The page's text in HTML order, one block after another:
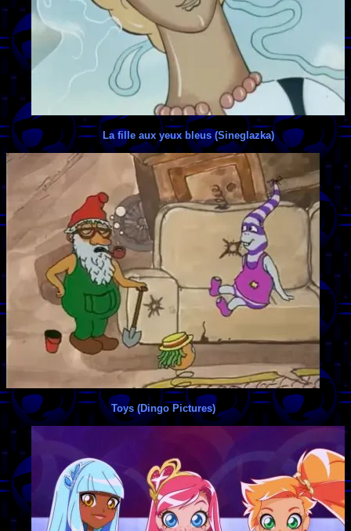
La fille aux yeux bleus (Sineglazka)
Toys (Dingo Pictures)